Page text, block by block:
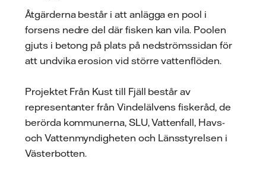
Åtgärderna består i att anlägga en pool i
forsens nedre del där fisken kan vila. Poolen
gjuts i betong på plats på nedströmssidan för
att undvika erosion vid större vattenflöden.
Projektet Från Kust till Fjäll består av
representanter från Vindelälvens fiskeråd, de
berörda kommunerna, SLU, Vattenfall, Havs-
och Vattenmyndigheten och Länsstyrelsen i
Västerbotten.